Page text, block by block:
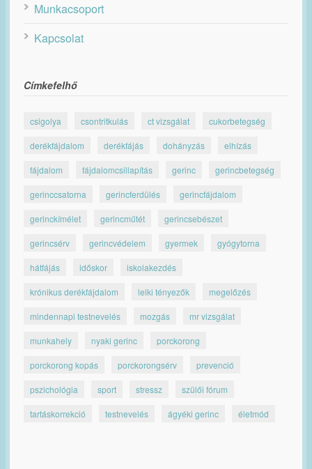
Munkacsoport
Kapcsolat
Címkefelhő
csigolya csontritkulás ct vizsgálat cukorbetegség
derékfájdalom derékfájás dohányzás elhízás
fájdalom fájdalomcsillapítás gerinc gerincbetegség
gerinccsatorna gerincferdülés gerincfájdalom
gerinckímélet gerincműtét gerincsebészet
gerincsérv gerincvédelem gyermek gyógytorna
hátfájás időskor iskolakezdés
krónikus derékfájdalom lelki tényezők megelőzés
mindennapi testnevelés mozgás mr vizsgálat
munkahely nyaki gerinc porckorong
porckorong kopás porckorongsérv prevenció
pszichológia sport stressz szülői fórum
tartáskorrekció testnevelés ágyéki gerinc életmód